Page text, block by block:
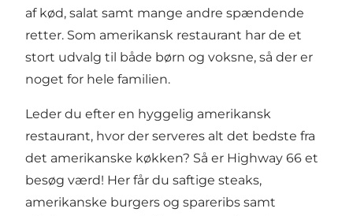
af kød, salat samt mange andre spændende
retter. Som amerikansk restaurant har de et
stort udvalg til både børn og voksne, så der er
noget for hele familien.
Leder du efter en hyggelig amerikansk
restaurant, hvor der serveres alt det bedste fra
det amerikanske køkken? Så er Highway 66 et
besøg værd! Her får du saftige steaks,
amerikanske burgers og spareribs samt